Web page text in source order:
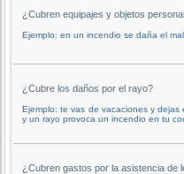
¿Cubren equipajes y objetos
Ejemplo: en un incendio se daña el
¿Cubre los daños por el rayo?
Ejemplo: te vas de vacaciones y
y un rayo provoca un incendio en tu
¿Cubren gastos por la asistencia de